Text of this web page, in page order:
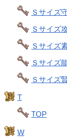
Ｓサイズ
Ｓサイズ
Ｓサイズ
Ｓサイズ
Ｓサイズ
T
TOP
W